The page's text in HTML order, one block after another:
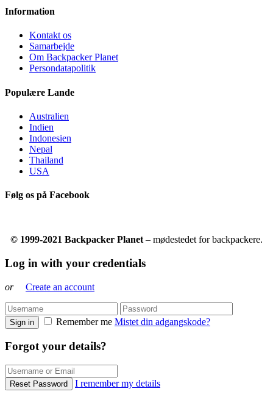
Information
Kontakt os
Samarbejde
Om Backpacker Planet
Persondatapolitik
Populære Lande
Australien
Indien
Indonesien
Nepal
Thailand
USA
Følg os på Facebook
© 1999-2021 Backpacker Planet – mødestedet for backpackere.
Log in with your credentials
or Create an account
Sign in Remember me Mistet din adgangskode?
Forgot your details?
Reset Password I remember my details